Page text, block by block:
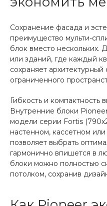
Сохранение фасада и
преимущество мульти-
блок вместо нескольких.
или зданий, где каждый
сохраняет
ограниченного
Гибкость и компактность
Внутренние блоки
модели серии Fortis
настенном, кассетном
позволяет выбрать
гармонично впишется в
блоки можно полностью
потолком, сохранив